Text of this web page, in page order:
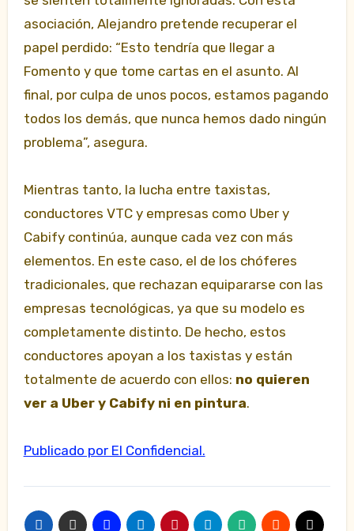
asociación, Alejandro pretende recuperar el
papel perdido: “Esto tendría que llegar a
Fomento y que tome cartas en el asunto. Al
final, por culpa de unos pocos, estamos pagando
todos los demás, que nunca hemos dado ningún
problema”, asegura.
Mientras tanto, la lucha entre taxistas,
conductores VTC y empresas como Uber y
Cabify continúa, aunque cada vez con más
elementos. En este caso, el de los chóferes
tradicionales, que rechazan equipararse con las
empresas tecnológicas, ya que su modelo es
completamente distinto. De hecho, estos
conductores apoyan a los taxistas y están
totalmente de acuerdo con ellos: no quieren
ver a Uber y Cabify ni en pintura.
Publicado por El Confidencial.